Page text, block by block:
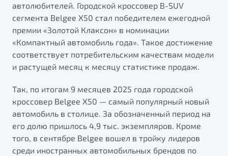
Элегантный и практичный седан
от 1 699 990 ₽*
Обзор В наличии
X70
Узнайте о специальных выгодах при покупке
автомобиля Belgee
Подробно
Автомобили в наличии
Тест-драйв
Автокредит
Спецпредложения
Будьте еще более уверены на дорогах с программой
"Помощь на дорогах"
Преимущества программы
автолюбителей. Городской кроссовер B-SUV
сегмента Belgee Х50 стал победителем ежегодной
премии «Золотой Клаксон» в номинации
«Компактный автомобиль года». Такое достижение
соответствует потребительским качествам модели
и растущей месяц к месяцу статистике продаж.
Так, по итогам 9 месяцев 2025 года городской
кроссовер Belgee X50 — самый популярный новый
автомобиль в столице. За обозначенный период на
его долю пришлось 4,9 тыс. экземпляров. Кроме
того, в сентябре Belgee вошел в тройку лидеров
среди иностранных автомобильных брендов по